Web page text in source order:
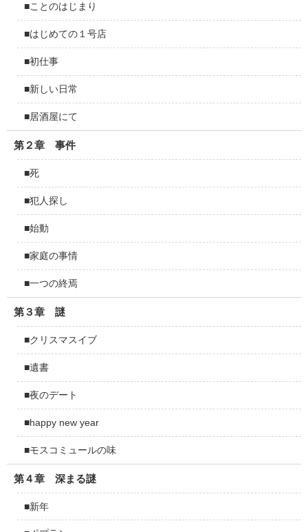
■ことのはじまり
■はじめての１号店
■初仕事
■新しい日常
■居酒屋にて
第２章 事件
■死
■犯人探し
■始動
■家庭の事情
■一つの終焉
第３章 謎
■クリスマスイブ
■遺書
■夜のデート
■happy new year
■モスコミュールの味
第４章 深まる謎
■新年